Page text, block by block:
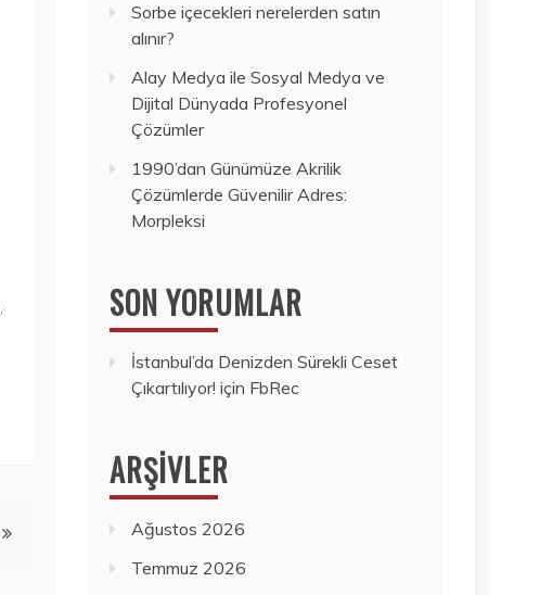
Sorbe içecekleri nerelerden satın
alınır?
Alay Medya ile Sosyal Medya ve
Dijital Dünyada Profesyonel
Çözümler
1990’dan Günümüze Akrilik
Çözümlerde Güvenilir Adres:
Morpleksi
SON YORUMLAR
İstanbul’da Denizden Sürekli Ceset
Çıkartılıyor! için FbRec
ARŞIVLER
Ağustos 2026
Temmuz 2026